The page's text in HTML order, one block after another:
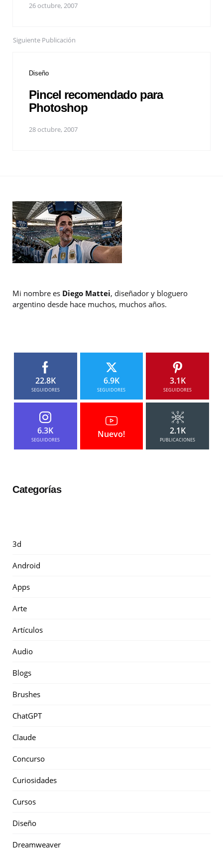
26 octubre, 2007
Siguiente Publicación
Diseño
Pincel recomendado para
Photoshop
28 octubre, 2007
Mi nombre es Diego Mattei, diseñador y bloguero
argentino desde hace muchos, muchos años.
22.8K
SEGUIDORES
6.9K
SEGUIDORES
3.1K
SEGUIDORES
6.3K
SEGUIDORES
Nuevo! 2.1K
PUBLICACIONES
Categorías
3d
Android
Apps
Arte
Artículos
Audio
Blogs
Brushes
ChatGPT
Claude
Concurso
Curiosidades
Cursos
Diseño
Dreamweaver